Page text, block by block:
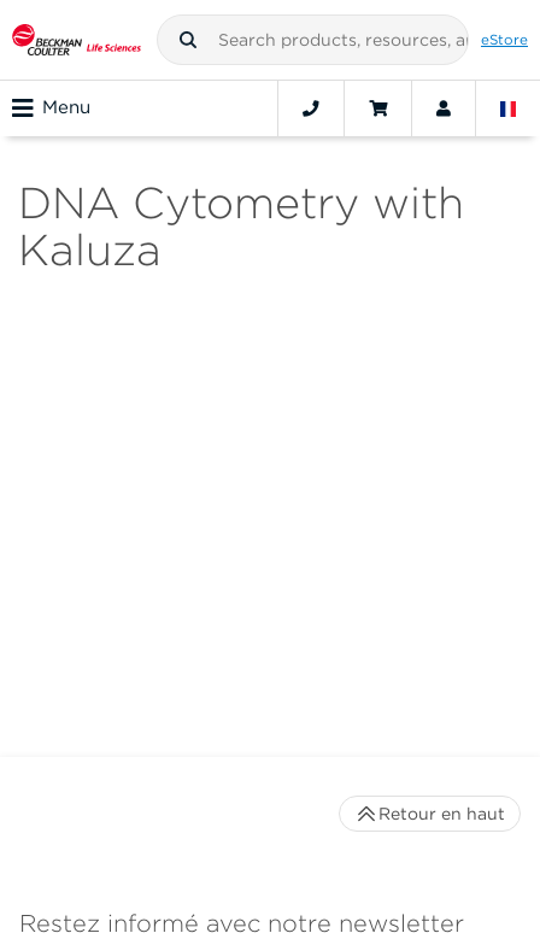
eStore
Menu
DNA Cytometry with
Kaluza
Restez informé avec notre newsletter
Retour en haut